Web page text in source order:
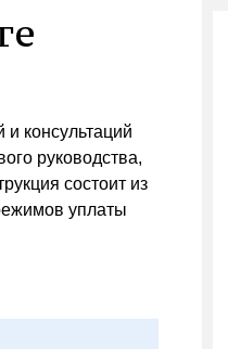
консультаций
руководства,
состоит из
уплаты